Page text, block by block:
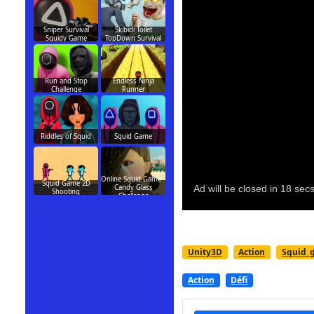
Unity3D Action
Action Défi
Sniper Survival
Squidy Game
Skibidi Toilet
TopDown Survival
Run and Stop
Challenge
Endless Ninja
Runner
Riddles of Squid Squid Game
Squid Game 2D
Shooting
Online Squid Game -
Candy Glass
Challenge